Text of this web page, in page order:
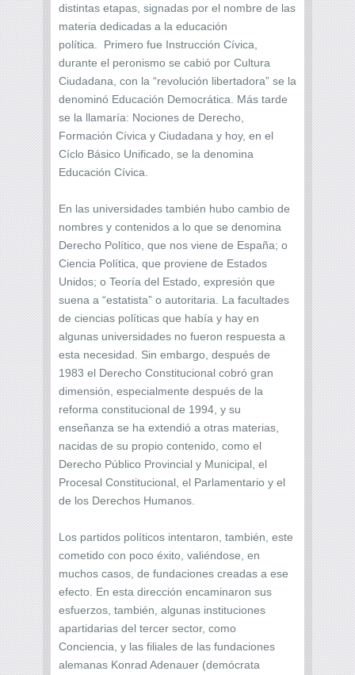
distintas etapas, signadas por el nombre de las
materia dedicadas a la educación
política. Primero fue Instrucción Cívica,
durante el peronismo se cabió por Cultura
Ciudadana, con la “revolución libertadora” se la
denominó Educación Democrática. Más tarde
se la llamaría: Nociones de Derecho,
Formación Cívica y Ciudadana y hoy, en el
Cíclo Básico Unificado, se la denomina
Educación Cívica.
En las universidades también hubo cambio de
nombres y contenidos a lo que se denomina
Derecho Político, que nos viene de España; o
Ciencia Política, que proviene de Estados
Unidos; o Teoría del Estado, expresión que
suena a “estatista” o autoritaria. La facultades
de ciencias políticas que había y hay en
algunas universidades no fueron respuesta a
esta necesidad. Sin embargo, después de
1983 el Derecho Constitucional cobró gran
dimensión, especialmente después de la
reforma constitucional de 1994, y su
enseñanza se ha extendió a otras materias,
nacidas de su propio contenido, como el
Derecho Público Provincial y Municipal, el
Procesal Constitucional, el Parlamentario y el
de los Derechos Humanos.
Los partidos políticos intentaron, también, este
cometido con poco éxito, valiéndose, en
muchos casos, de fundaciones creadas a ese
efecto. En esta dirección encaminaron sus
esfuerzos, también, algunas instituciones
apartidarias del tercer sector, como
Conciencia, y las filiales de las fundaciones
alemanas Konrad Adenauer (demócrata